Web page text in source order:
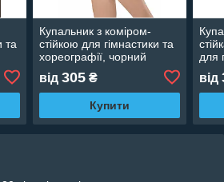
та
Купальник з коміром-
стійкою для гімнастики та
хореографії, чорний
від 305₴
Купити
для
від